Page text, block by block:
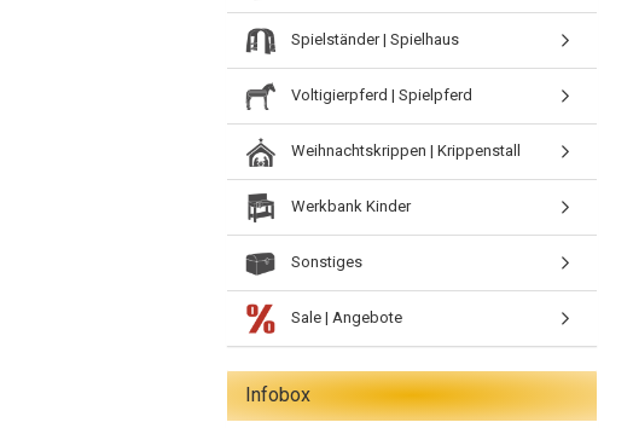
Spielständer | Spielhaus
Voltigierpferd | Spielpferd
Weihnachtskrippen | Krippenstall
Werkbank Kinder
Sonstiges
Sale | Angebote
Infobox